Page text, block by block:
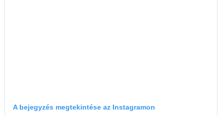
A bejegyzés megtekintése az Instagramon